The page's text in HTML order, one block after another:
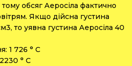
тому обсяг Аеросіла фактично
Якщо дійсна густина
то уявна густина Аеросіла 40
1 726 ° С
° С